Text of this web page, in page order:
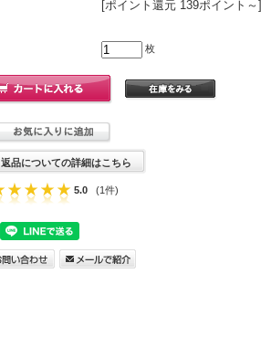
[ポイント還元 139ポイント～]
枚
返品についての詳細はこちら
5.0 (1件)